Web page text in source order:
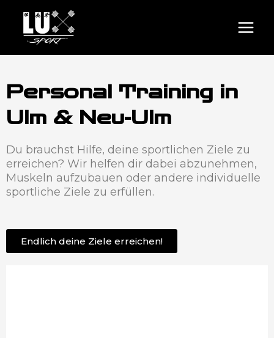
Personal Training in
Ulm & Neu-Ulm
Du brauchst Hilfe, deine sportlichen Ziele zu
erreichen? Wir helfen dir dabei abzunehmen,
Muskeln aufzubauen oder andere individuelle
sportliche Ziele zu erfüllen.
Endlich deine Ziele erreichen!